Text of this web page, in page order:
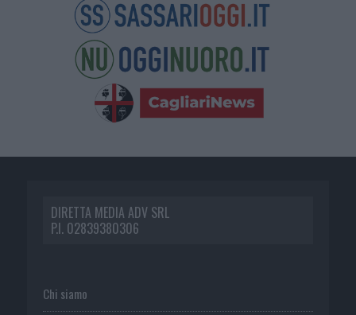
DIRETTA MEDIA ADV SRL
P.I. 02839380306
Chi siamo